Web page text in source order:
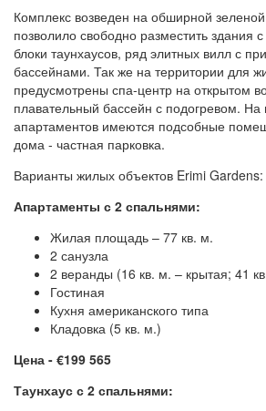
Комплекс возведен на обширной
позволило свободно разместить здания
блоки таунхаусов, ряд элитных вилл с
бассейнами. Так же на территории для
предусмотрены спа-центр на открытом
плавательный бассейн с подогревом. На
апартаментов имеются подсобные
дома - частная парковка.
Варианты жилых объектов Erimi Gardens:
Апартаменты с 2 спальнями:
Жилая площадь – 77 кв. м.
2 санузла
2 веранды (16 кв. м. – крытая; 41
Гостиная
Кухня американского типа
Кладовка (5 кв. м.)
Цена - €199 565
Таунхаус с 2 спальнями: